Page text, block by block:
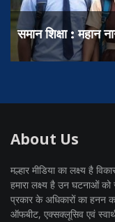
नागरिक राष्ट्र की
About Us
मल्हार मीडिया का लक्ष्य है
हमारा लक्ष्य है उन घटनाओं को
प्रकार के अधिकारों का हनन
ऑफबीट, एक्सक्लूसिव एवं